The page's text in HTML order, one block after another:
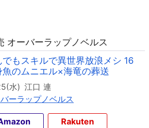
オーバーラップノベルス
でもスキルで異世界放浪メシ 16
魚のムニエル×海竜の葬送
水) 江口 連
ーラップノベルス
Rakuten